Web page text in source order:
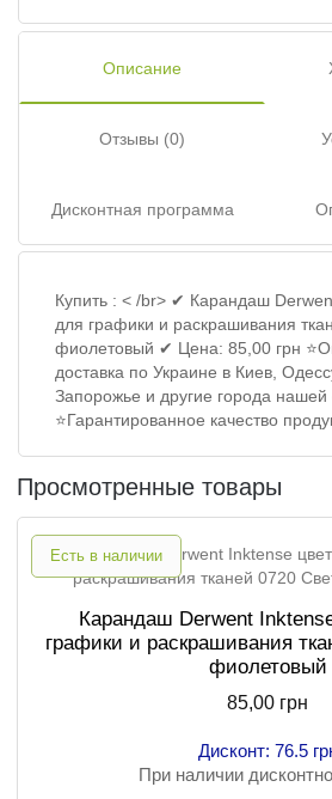
Описание
Отзывы (0)
Дисконтная программа
Купить : < /br> ✔ Карандаш
для графики и раскрашивания
фиолетовый ✔ Цена: 85,00 грн
доставка по Украине в Киев,
Запорожье и другие города нашей
⭐Гарантированное качество
Просмотренные товары
Есть в наличии
Карандаш Derwent
графики и раскрашивания
фиолетовый
85,00 грн
Дисконт: 76.5
При наличии